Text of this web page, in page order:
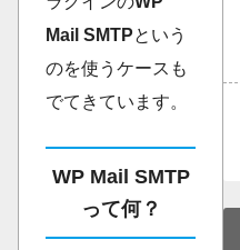
Mail SMTPという
のを使うケースも
でてきています。
WP Mail SMTP
って何？